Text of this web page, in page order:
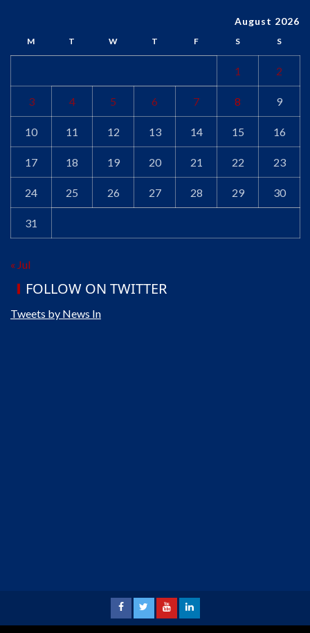
August 2026
M T W T F S S
1 2
3 4 5 6 7 8 9
10 11 12 13 14 15 16
17 18 19 20 21 22 23
24 25 26 27 28 29 30
31
« Jul
FOLLOW ON TWITTER
Tweets by News In